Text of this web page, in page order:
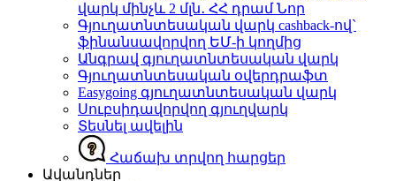
վարկ մինչև 2 մլն․ ՀՀ դրամՆոր
Գյուղատնտեսական վարկ cashback-ով`
ֆինանսավորվող ԵՄ-ի կողմից
Անգրավ գյուղատնտեսական վարկ
Գյուղատնտեսական օվերդրաֆտ
Easygoing գյուղատնտեսական վարկ
Սուբսիդավորվող գյուղվարկ
Տեսնել ավելին
Հաճախ տրվող հարցեր
Ավանդներ